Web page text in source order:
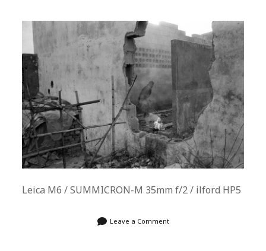
Leica M6 / SUMMICRON-M 35mm f/2 / ilford HP5
Leave a Comment